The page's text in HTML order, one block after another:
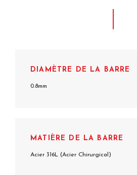
DIAMÈTRE DE LA BARRE
0.8mm
MATIÈRE DE LA BARRE
Acier 316L (Acier Chirurgical)